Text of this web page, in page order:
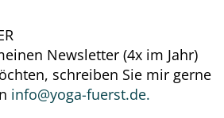
Newsletter (4x im Jahr)
schreiben Sie mir gerne
info@yoga-fuerst.de.